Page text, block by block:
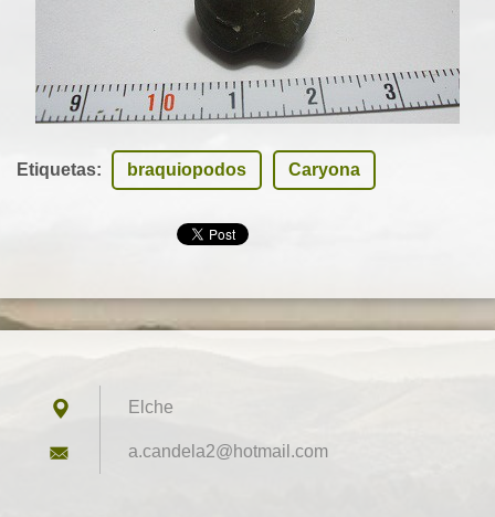
Etiquetas: braquiopodos Caryona
Elche
a.candel a2@hotmail.com